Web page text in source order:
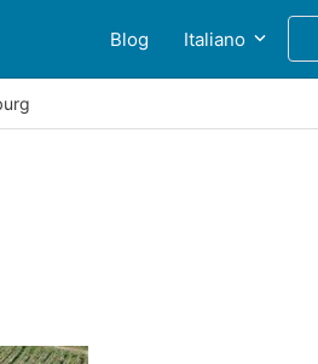
Blog Italiano